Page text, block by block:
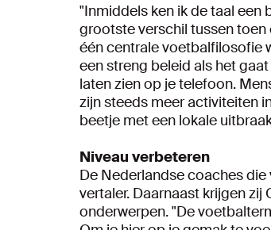
"Inmiddels ken ik de taal een
grootste verschil tussen toen
één centrale voetbalfilosofie
een streng beleid als het
laten zien op je telefoon.
zijn steeds meer activiteiten
beetje met een lokale
Niveau verbeteren
De Nederlandse coaches
vertaler. Daarnaast krijgen
onderwerpen. "De